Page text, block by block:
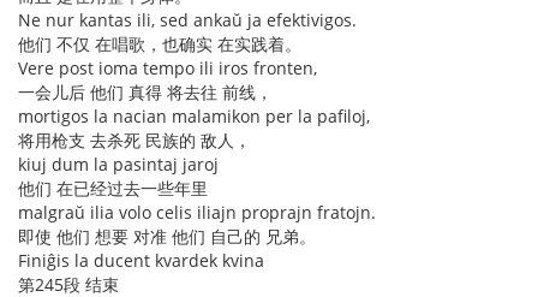
Ne nur kantas ili, sed ankaŭ ja efektivigos.
他们 不仅 在唱歌，也确实 在实践着。
Vere post ioma tempo ili iros fronten,
一会儿后 他们 真得 将去往 前线，
mortigos la nacian malamikon per la pafiloj,
将用枪支 去杀死 民族的 敌人，
kiuj dum la pasintaj jaroj
他们 在已经过去一些年里
malgraŭ ilia volo celis iliajn proprajn fratojn.
即使 他们 想要 对准 他们 自己的 兄弟。
Finiĝis la ducent kvardek kvina
第245段 结束